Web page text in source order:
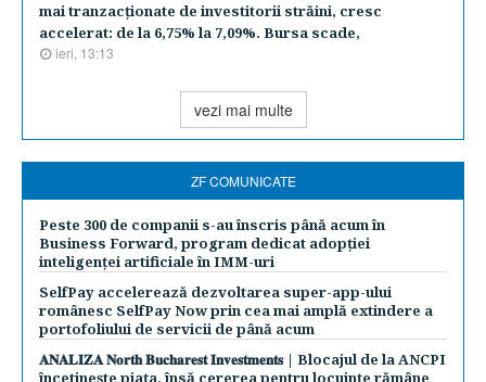
mai tranzacţionate de investitorii străini, cresc
accelerat: de la 6,75% la 7,09%. Bursa scade,
ieri, 13:13
vezi mai multe
ZF COMUNICATE
Peste 300 de companii s-au înscris până acum în
Business Forward, program dedicat adopției
inteligenței artificiale în IMM-uri
SelfPay accelerează dezvoltarea super-app-ului
românesc SelfPay Now prin cea mai amplă extindere a
portofoliului de servicii de până acum
𝐀𝐍𝐀𝐋𝐈𝐙𝐀 𝐍𝐨𝐫𝐭𝐡 𝐁𝐮𝐜𝐡𝐚𝐫𝐞𝐬𝐭 𝐈𝐧𝐯𝐞𝐬𝐭𝐦𝐞𝐧𝐭𝐬 | Blocajul de la ANCPI
încetinește piața, însă cererea pentru locuințe rămâne